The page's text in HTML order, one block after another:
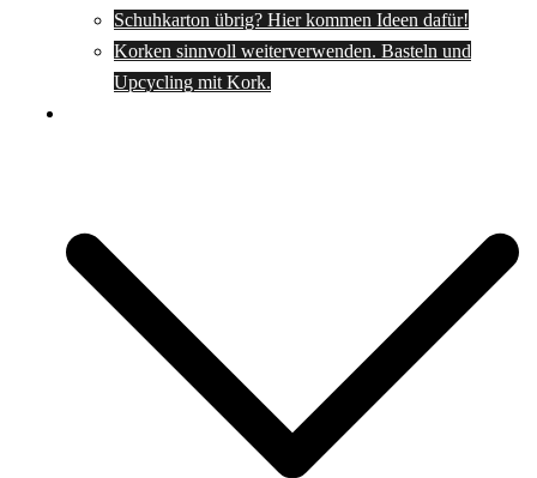
Schuhkarton übrig? Hier kommen Ideen dafür!
Korken sinnvoll weiterverwenden. Basteln und
Upcycling mit Kork.